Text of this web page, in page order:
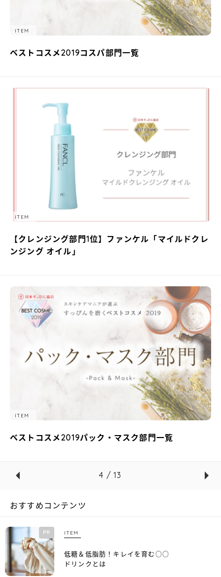
ITEM
ベストコスメ2019コスパ部門一覧
ITEM
【クレンジング部門1位】ファンケル「マイルドクレ
ンジング オイル」
ITEM
ベストコスメ2019パック・マスク部門一覧
4 / 13
おすすめコンテンツ
PR ITEM
低糖＆低脂肪！キレイを育む○○
ドリンクとは